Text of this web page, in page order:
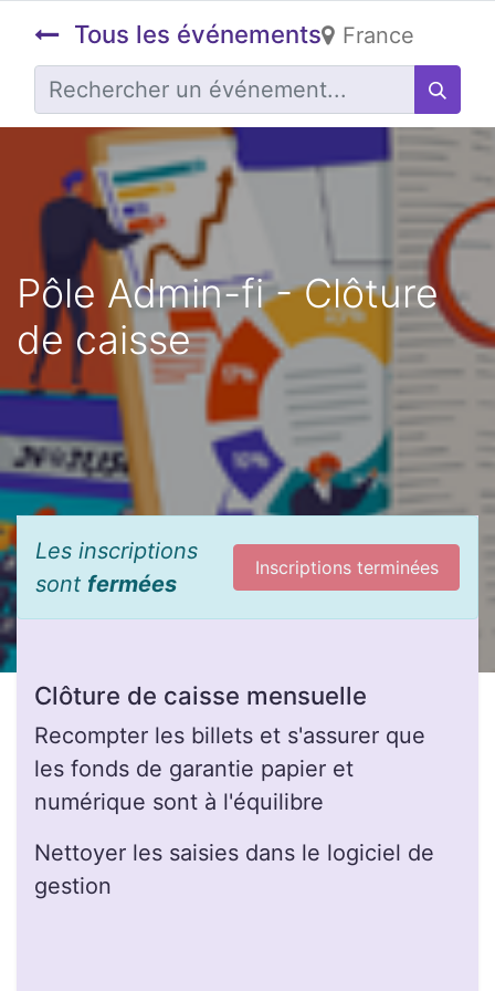
Tous les événements France
Pôle Admin-fi - Clôture
de caisse
Les inscriptions
sont fermées
Inscriptions terminées
Clôture de caisse mensuelle
Recompter les billets et s'assurer que
les fonds de garantie papier et
numérique sont à l'équilibre
Nettoyer les saisies dans le logiciel de
gestion